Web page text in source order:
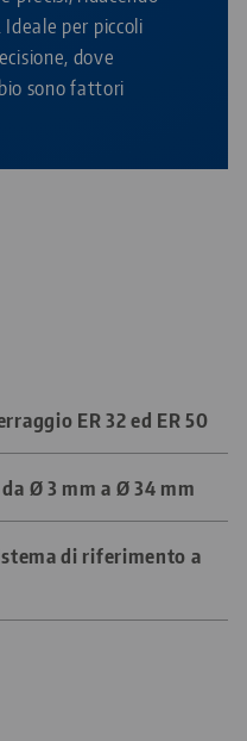
per piccoli
dove
sono fattori
ER 32 ed ER 50
Ø 3 mm a Ø 34 mm
di riferimento a